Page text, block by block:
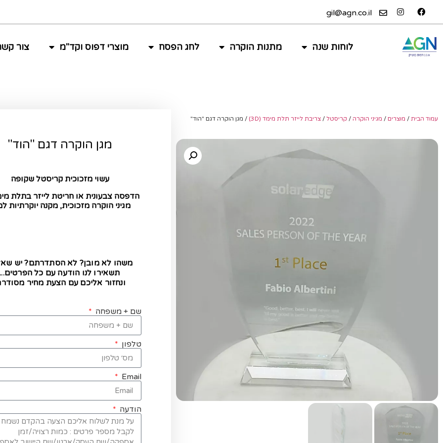
gil@agn.co.il
לוחות שנה מתנות הוקרה לחג הפסח מוצרי דפוס וקד"מ צור
עמוד הבית / מוצרים / מגיני הוקרה / קריסטל / צריבת לייזר תלת מימד (3D) / מגן הוקרה דגם "הוד"
מגן הוקרה דגם "הוד"
עשוי מזכוכית קריסטל שקופה
הדפסה צבעונית או חריטת לייזר בתלת
מגיני הוקרה מזכוכית, מקנה יוקרתיות
משהו לא מובן? לא הסתדרתם? יש
תשאירו לנו הודעה עם כל הפרטים...
ונחזור אליכם עם הצעת מחיר
שם + משפחה
טלפון
Email
הודעה